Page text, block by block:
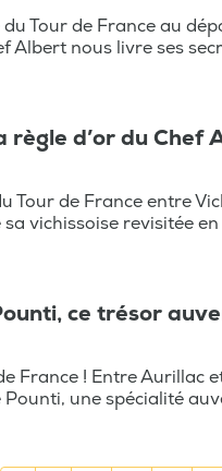
Tour de France au
Albert nous livre ses
règle d’or du
Tour de France entre
vichissoise revisitée
ce trésor
France ! Entre Aurillac
Pounti, une spécialité